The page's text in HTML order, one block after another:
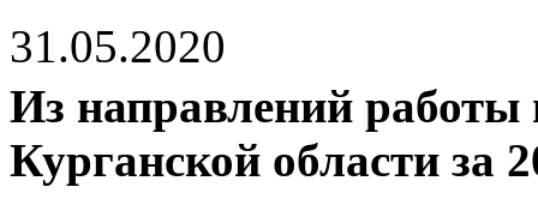
31.05.2020
Из направлений работы
Курганской области за